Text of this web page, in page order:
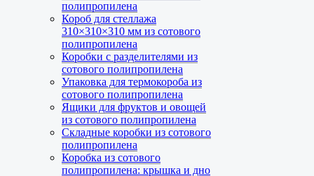
полипропилена
Короб для стеллажа
310×310×310 мм из сотового
полипропилена
Коробки с разделителями из
сотового полипропилена
Упаковка для термокороба из
сотового полипропилена
Ящики для фруктов и овощей
из сотового полипропилена
Складные коробки из сотового
полипропилена
Коробка из сотового
полипропилена: крышка и дно